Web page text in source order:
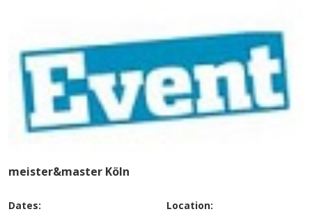
meister&master Köln
Dates:
Location: